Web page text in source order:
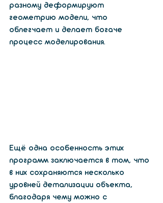
разному деформируют
геометрию модели, что
облегчает и делает богаче
процесс моделирования.
Ещё одна особенность этих
программ заключается в том, что
в них сохраняются несколько
уровней детализации объекта,
благодаря чему можно с